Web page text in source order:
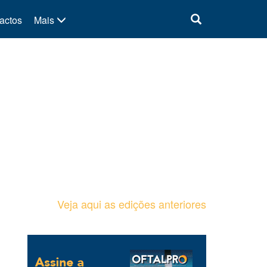
Mais
Veja aqui as edições anteriores